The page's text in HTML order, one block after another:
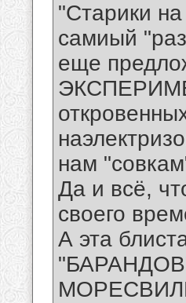
"Старики
самиый
еще
нам
Да и всё,
своего
А эта